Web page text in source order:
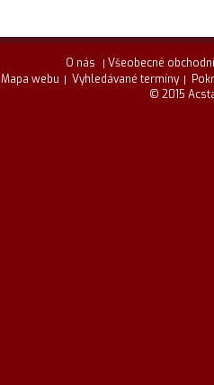
O nás
Všeobecné
Mapa webu
Vyhledávané termíny
© 2015